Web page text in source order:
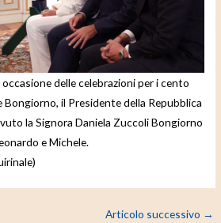
e
o
occasione delle celebrazioni per i cento
Bongiorno, il Presidente della Repubblica
la Signora Daniela Zuccoli Bongiorno
e Michele.
Articolo successivo →